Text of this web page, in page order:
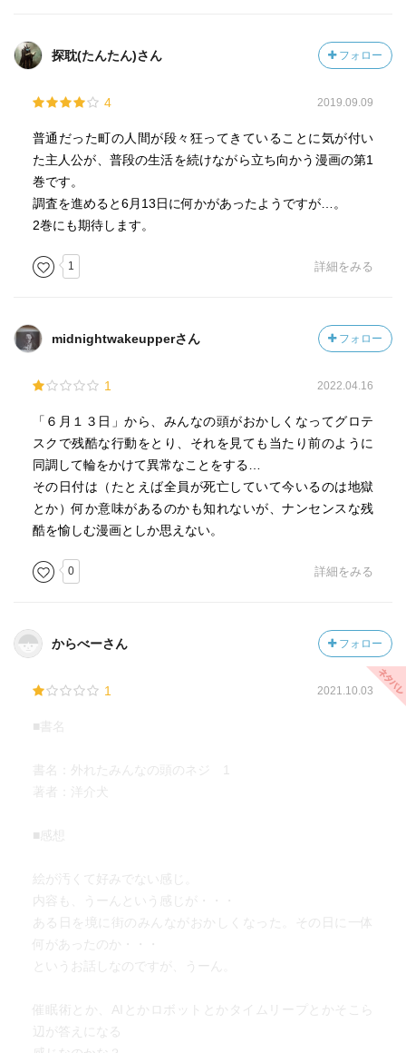
探耽(たんたん)さん フォロー
4 2019.09.09
普通だった町の人間が段々狂ってきていることに気が付い
た主人公が、普段の生活を続けながら立ち向かう漫画の第1
巻です。
調査を進めると6月13日に何かがあったようですが…。
2巻にも期待します。
1 詳細をみる
midnightwakeupperさん フォロー
1 2022.04.16
「６月１３日」から、みんなの頭がおかしくなってグロテ
スクで残酷な行動をとり、それを見ても当たり前のように
同調して輪をかけて異常なことをする…
その日付は（たとえば全員が死亡していて今いるのは地獄
とか）何か意味があるのかも知れないが、ナンセンスな残
酷を愉しむ漫画としか思えない。
0 詳細をみる
からべーさん フォロー
1 2021.10.03
■書名
書名：外れたみんなの頭のネジ 1
著者：洋介犬
■感想
絵が汚くて好みでない感じ。
内容も、うーんという感じが・・・
ある日を境に街のみんながおかしくなった。その日に一体
何があったのか・・・
というお話しなのですが、うーん。
催眠術とか、AIとかロボットとかタイムリープとかそこら
辺が答えになる